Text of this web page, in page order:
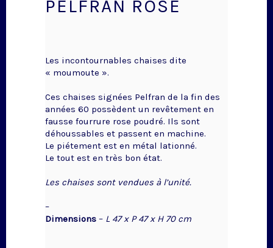
PELFRAN ROSE
Les incontournables chaises dite
« moumoute ».
Ces chaises signées Pelfran de la fin des
années 60 possèdent un revêtement en
fausse fourrure rose poudré. Ils sont
déhoussables et passent en machine.
Le piétement est en métal lationné.
Le tout est en très bon état.
Les chaises sont vendues à l’unité.
–
Dimensions – L 47 x P 47 x H 70 cm